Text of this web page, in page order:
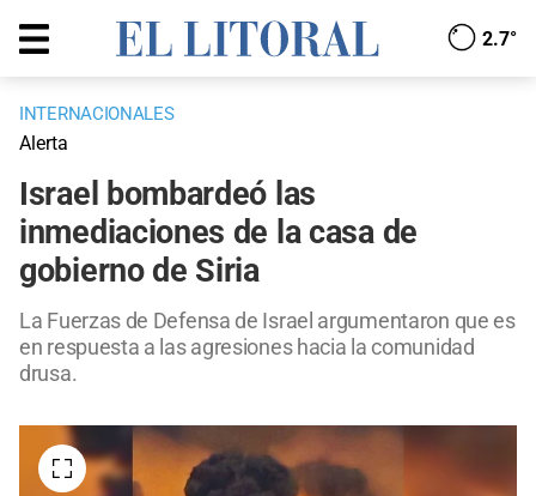
2.7°
INTERNACIONALES
Alerta
Israel bombardeó las
inmediaciones de la casa de
gobierno de Siria
La Fuerzas de Defensa de Israel argumentaron que es
en respuesta a las agresiones hacia la comunidad
drusa.